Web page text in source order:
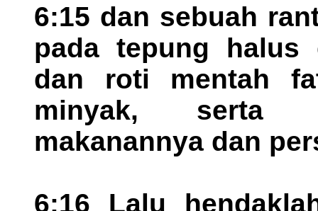
6:15 dan sebuah
pada tepung halus
dan roti mentah
minyak, serta
makanannya dan
6:16 Lalu